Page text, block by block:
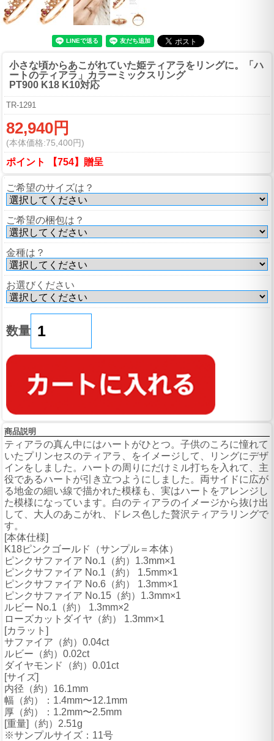
小さな頃からあこがれていた姫ティアラをリングに。
「ハ
ートのティアラ」カラーミックスリング
PT900 K18 K10対応
TR-1291
82,940円
(本体価格:75,400円)
ポイント 【754】贈呈
ご希望のサイズは？
ご希望の梱包は？
金種は？
お選びください
数量
商品説明
ティアラの真ん中にはハートがひとつ。子供のころに憧れて
いたプリンセスのティアラ、をイメージして、リングにデザ
インをしました。ハートの周りにだけミル打ちを入れて、主
役であるハートが引き立つようにしました。両サイドに広が
る地金の細い線で描かれた模様も、実はハートをアレンジし
た模様になっています。白のティアラのイメージから抜け出
して、大人のあこがれ、ドレス色した贅沢ティアラリングで
す。
[本体仕様]
K18ピンクゴールド（サンプル＝本体）
ピンクサファイア No.1（約）1.3mm×1
ピンクサファイア No.1（約） 1.5mm×1
ピンクサファイア No.6（約） 1.3mm×1
ピンクサファイア No.15（約）1.3mm×1
ルビー No.1（約） 1.3mm×2
ローズカットダイヤ（約） 1.3mm×1
[カラット]
サファイア（約）0.04ct
ルビー（約）0.02ct
ダイヤモンド（約）0.01ct
[サイズ]
内径（約）16.1mm
幅（約）：1.4mm〜12.1mm
厚（約）：1.2mm〜2.5mm
[重量]（約）2.51g
※サンプルサイズ：11号